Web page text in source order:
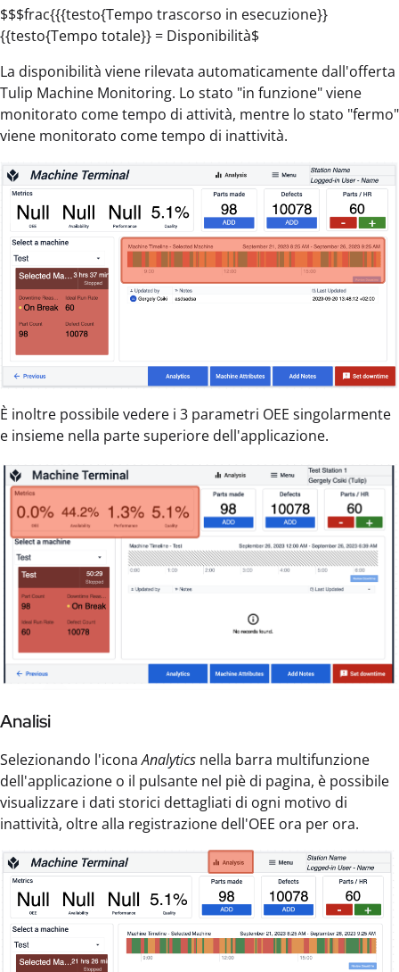
$$$frac{{{testo{Tempo trascorso in esecuzione}}
{{testo{Tempo totale}} = Disponibilità$
La disponibilità viene rilevata automaticamente dall'offerta
Tulip Machine Monitoring. Lo stato "in funzione" viene
monitorato come tempo di attività, mentre lo stato "fermo"
viene monitorato come tempo di inattività.
È inoltre possibile vedere i 3 parametri OEE singolarmente
e insieme nella parte superiore dell'applicazione.
Analisi
Selezionando l'iconaAnalytics nella barra multifunzione
dell'applicazione o il pulsante nel piè di pagina, è possibile
visualizzare i dati storici dettagliati di ogni motivo di
inattività, oltre alla registrazione dell'OEE ora per ora.